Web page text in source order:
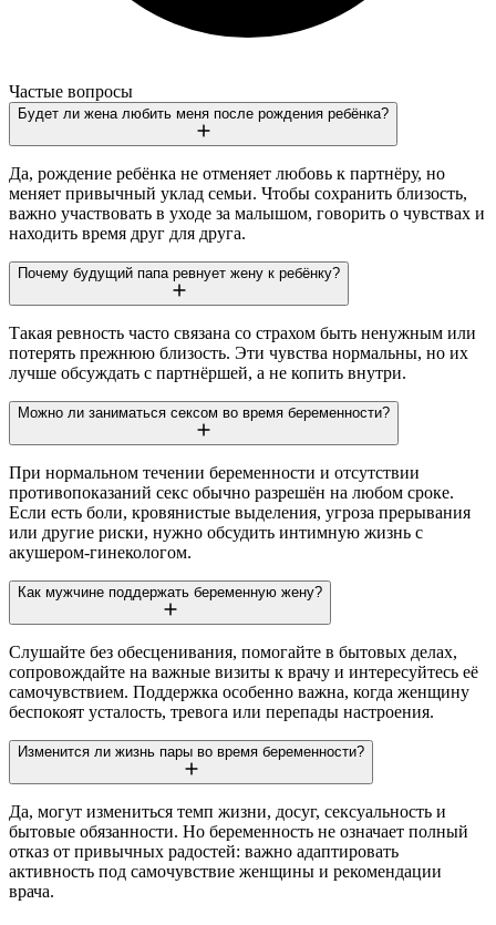
Частые вопросы
Будет ли жена любить меня после рождения ребёнка?
Да, рождение ребёнка не отменяет любовь к партнёру, но
меняет привычный уклад семьи. Чтобы сохранить близость,
важно участвовать в уходе за малышом, говорить о чувствах и
находить время друг для друга.
Почему будущий папа ревнует жену к ребёнку?
Такая ревность часто связана со страхом быть ненужным или
потерять прежнюю близость. Эти чувства нормальны, но их
лучше обсуждать с партнёршей, а не копить внутри.
Можно ли заниматься сексом во время беременности?
При нормальном течении беременности и отсутствии
противопоказаний секс обычно разрешён на любом сроке.
Если есть боли, кровянистые выделения, угроза прерывания
или другие риски, нужно обсудить интимную жизнь с
акушером-гинекологом.
Как мужчине поддержать беременную жену?
Слушайте без обесценивания, помогайте в бытовых делах,
сопровождайте на важные визиты к врачу и интересуйтесь её
самочувствием. Поддержка особенно важна, когда женщину
беспокоят усталость, тревога или перепады настроения.
Изменится ли жизнь пары во время беременности?
Да, могут измениться темп жизни, досуг, сексуальность и
бытовые обязанности. Но беременность не означает полный
отказ от привычных радостей: важно адаптировать
активность под самочувствие женщины и рекомендации
врача.